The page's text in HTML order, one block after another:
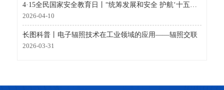
2026-04-10
长图科普丨电子辐照技术在工业领域的应用——辐照交联
2026-03-31